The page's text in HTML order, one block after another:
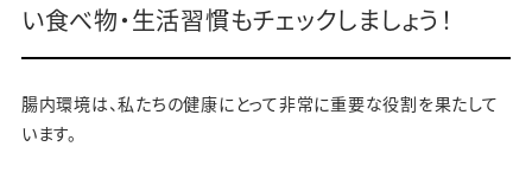
い食べ物・生活習慣もチェックしましょう！
腸内環境は、私たちの健康にとって非常に重要な役割を果たして
います。